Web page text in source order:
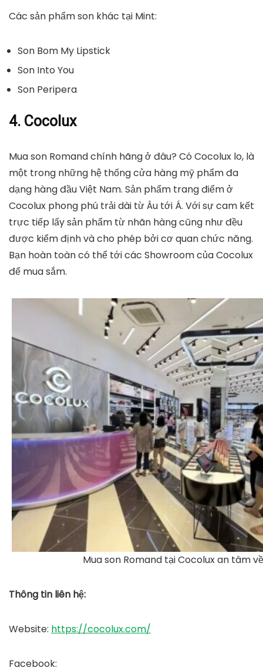
Các sản phẩm son khác tại Mint:
Son Bom My Lipstick
Son Into You
Son Peripera
4. Cocolux
Mua son Romand chính hãng ở đâu? Có Cocolux lo, là
một trong những hệ thống cửa hàng mỹ phẩm đa
dạng hàng đầu Việt Nam. Sản phẩm trang điểm ở
Cocolux phong phú trải dài từ Âu tới Á. Với sự cam kết
trực tiếp lấy sản phẩm từ nhãn hàng cũng như đều
được kiểm định và cho phép bởi cơ quan chức năng.
Bạn hoàn toàn có thể tới các Showroom của Cocolux
để mua sắm.
Mua son Romand tại Cocolux an tâm
Thông tin liên hệ:
Website: https://cocolux.com/
Facebook: